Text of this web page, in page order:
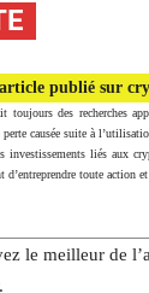
publié sur
toujours des recherches
causée suite à
investissements liés aux
d’entreprendre toute action
le meilleur de